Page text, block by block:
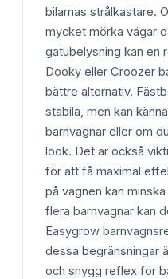
bilarnas strålkastare.
mycket mörka vägar
gatubelysning kan en
Dooky eller Croozer
bättre alternativ.
stabila, men kan
barnvagnar eller om
look. Det är också
för att få maximal
på vagnen kan
flera barnvagnar kan
Easygrow
dessa begränsningar
och snygg reflex för